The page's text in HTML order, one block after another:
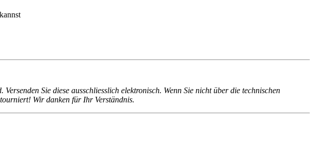
Sie diese ausschliesslich elektronisch. Wenn Sie nicht über die technischen
Wir danken für Ihr Verständnis.